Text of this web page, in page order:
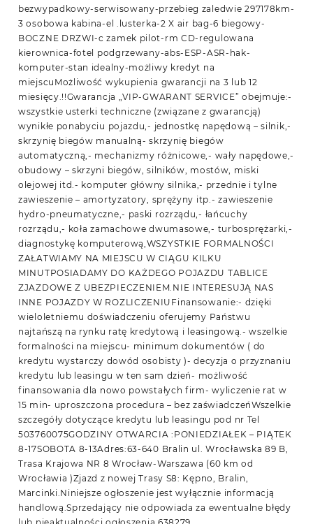
bezwypadkowy-serwisowany-przebieg zaledwie 297178km-
3 osobowa kabina-el .lusterka-2 X air bag-6 biegowy-
BOCZNE DRZWI-c zamek pilot-rm CD-regulowana
kierownica-fotel podgrzewany-abs-ESP-ASR-hak-
komputer-stan idealny-możliwy kredyt na
miejscuMożliwość wykupienia gwarancji na 3 lub 12
miesięcy.!!Gwarancja „VIP-GWARANT SERVICE” obejmuje:-
wszystkie usterki techniczne (związane z gwarancją)
wynikłe ponabyciu pojazdu,- jednostkę napędową – silnik,-
skrzynię biegów manualną- skrzynię biegów
automatyczną,- mechanizmy różnicowe,- wały napędowe,-
obudowy – skrzyni biegów, silników, mostów, miski
olejowej itd.- komputer główny silnika,- przednie i tylne
zawieszenie – amortyzatory, sprężyny itp.- zawieszenie
hydro-pneumatyczne,- paski rozrządu,- łańcuchy
rozrządu,- koła zamachowe dwumasowe,- turbosprężarki,-
diagnostykę komputerową,WSZYSTKIE FORMALNOŚCI
ZAŁATWIAMY NA MIEJSCU W CIĄGU KILKU
MINUTPOSIADAMY DO KAŻDEGO POJAZDU TABLICE
ZJAZDOWE Z UBEZPIECZENIEM.NIE INTERESUJĄ NAS
INNE POJAZDY W ROZLICZENIUFinansowanie:- dzięki
wieloletniemu doświadczeniu oferujemy Państwu
najtańszą na rynku ratę kredytową i leasingową.- wszelkie
formalności na miejscu- minimum dokumentów ( do
kredytu wystarczy dowód osobisty )- decyzja o przyznaniu
kredytu lub leasingu w ten sam dzień- możliwość
finansowania dla nowo powstałych firm- wyliczenie rat w
15 min- uproszczona procedura – bez zaświadczeńWszelkie
szczegóły dotyczące kredytu lub leasingu pod nr Tel
503760075GODZINY OTWARCIA :PONIEDZIAŁEK – PIĄTEK
8-17SOBOTA 8-13Adres:63-640 Bralin ul. Wrocławska 89 B,
Trasa Krajowa NR 8 Wrocław-Warszawa (60 km od
Wrocławia )Zjazd z nowej Trasy S8: Kępno, Bralin,
Marcinki.Niniejsze ogłoszenie jest wyłącznie informacją
handlową.Sprzedający nie odpowiada za ewentualne błędy